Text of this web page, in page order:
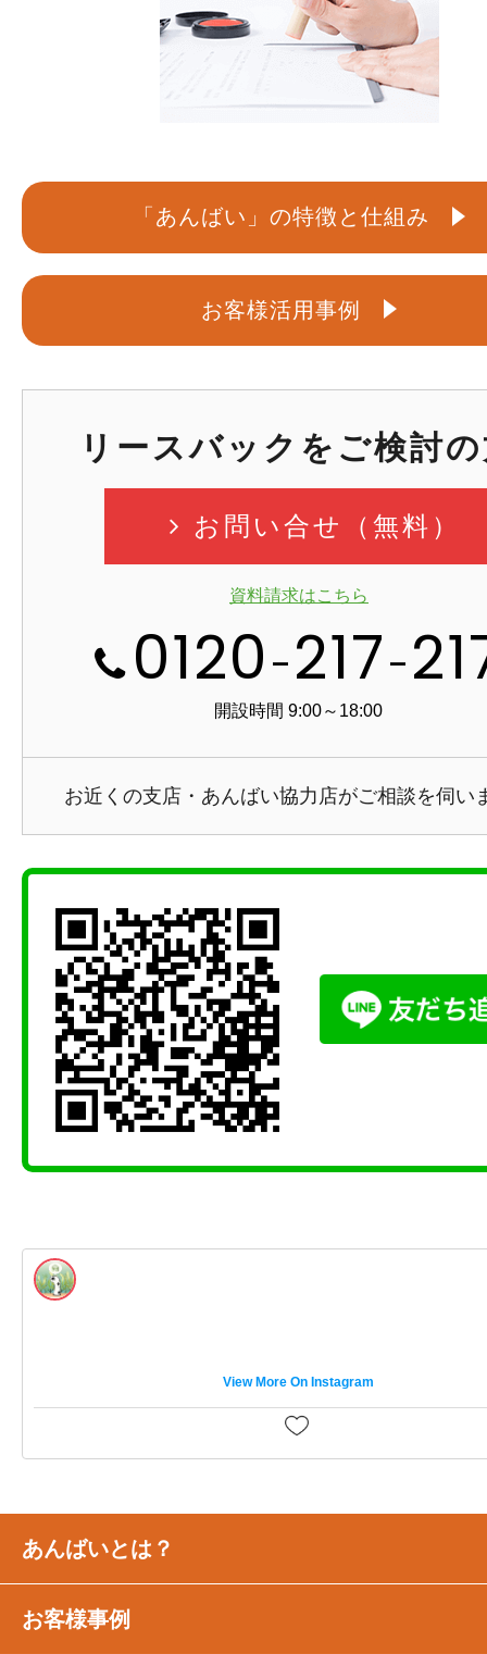
「あんばい」の特徴と仕組み
お客様活用事例
リースバックをご検討
お問い合せ（無料）
資料請求はこちら
0120-217-
開設時間 9:00～18:00
お近くの支店・あんばい協力店がご相談を伺い
View More On Instagram
あんばいとは？
お客様事例